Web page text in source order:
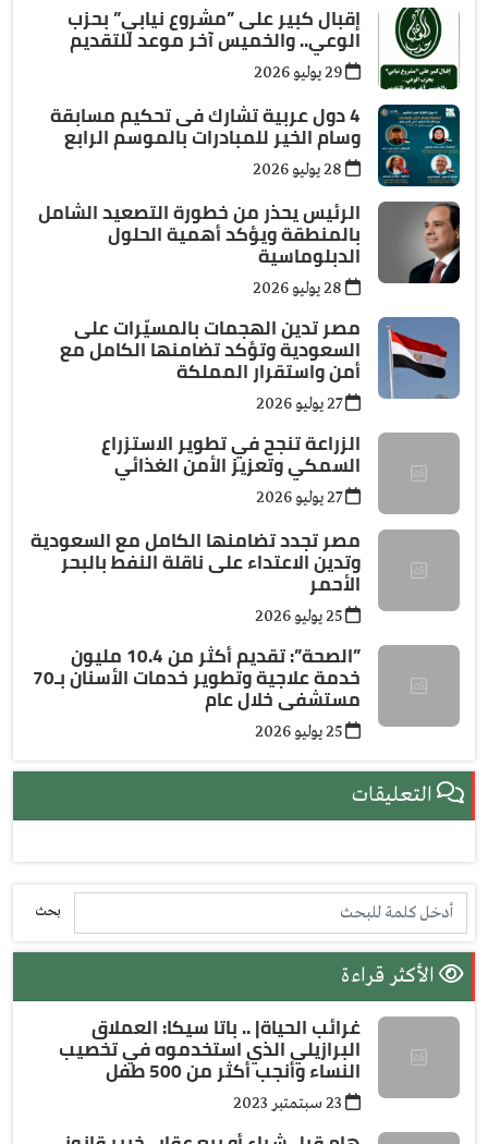
إقبال كبير على ”مشروع نيابي” بحزب
الوعي.. والخميس آخر موعد للتقديم
4 دول عربية تشارك فى تحكيم مسابقة
وسام الخير للمبادرات بالموسم الرابع
الرئيس يحذر من خطورة التصعيد الشامل
بالمنطقة ويؤكد أهمية الحلول
الدبلوماسية
مصر تدين الهجمات بالمسيّرات على
السعودية وتؤكد تضامنها الكامل مع
أمن واستقرار المملكة
27 يوليو 2026
الزراعة تنجح في تطوير الاستزراع
السمكي وتعزيز الأمن الغذائي
27 يوليو 2026
مصر تجدد تضامنها الكامل مع السعودية
وتدين الاعتداء على ناقلة النفط بالبحر
الأحمر
”الصحة”: تقديم أكثر من 10.4 مليون
خدمة علاجية وتطوير خدمات الأسنان بـ70
مستشفى خلال عام
التعليقات
بحث
الأكثر قراءة
غرائب الحياة| .. باتا سيكا: العملاق
البرازيلي الذي استخدموه في تخصيب
النساء وأنجب أكثر من 500 طفل